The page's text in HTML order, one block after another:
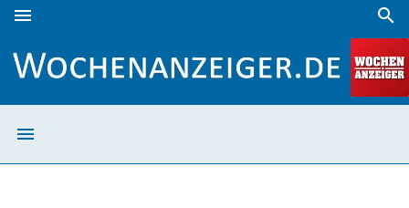
menu search
menu